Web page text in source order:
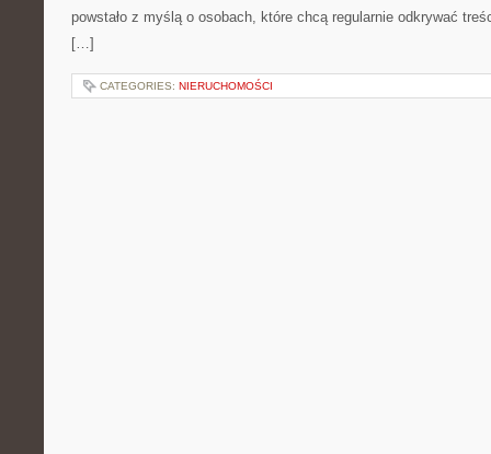
powstało z myślą o osobach, które chcą regularnie odkrywać
[…]
CATEGORIES: NIERUCHOMOŚCI